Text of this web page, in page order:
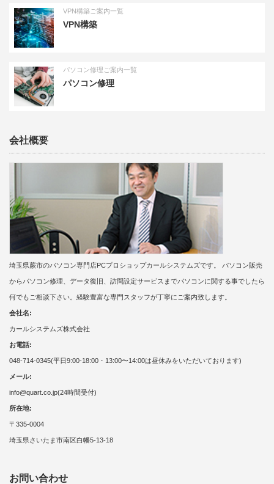
VPN構築ご案内一覧
VPN構築
パソコン修理ご案内一覧
パソコン修理
会社概要
埼玉県蕨市のパソコン専門店PCプロショップカールシステムズです。 パソコン販売
からパソコン修理、データ復旧、訪問設定サービスまでパソコンに関する事でしたら
何でもご相談下さい。経験豊富な専門スタッフが丁寧にご案内致します。
会社名:
カールシステムズ株式会社
お電話:
048-714-0345(平日9:00-18:00・13:00〜14:00は昼休みをいただいております)
メール:
info@quart.co.jp(24時間受付)
所在地:
〒335-0004
埼玉県さいたま市南区白幡5-13-18
お問い合わせ